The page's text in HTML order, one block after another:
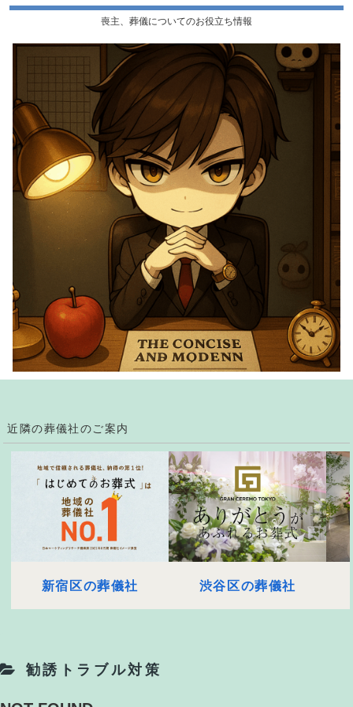
喪主、葬儀についてのお役立ち情報
近隣の葬儀社のご案内
新宿区の葬儀社 渋谷区の葬儀社
勧誘トラブル対策